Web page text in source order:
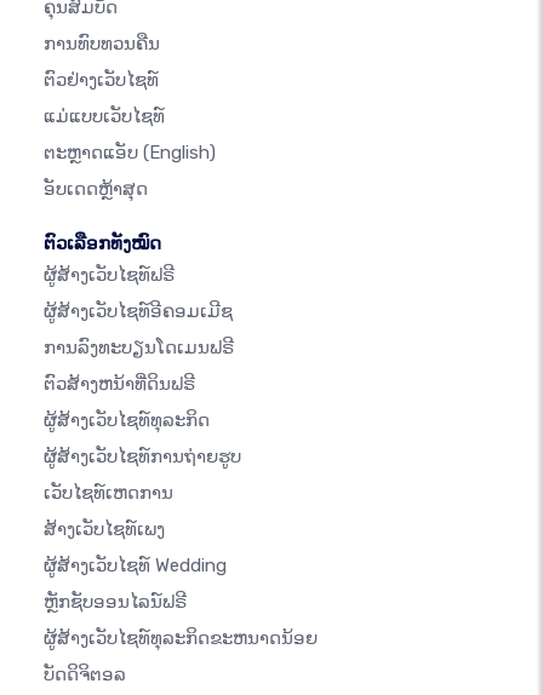
ຄຸນສົມບັດ
ການທົບທວນຄືນ
ຕົວຢ່າງເວັບໄຊທ໌
ແມ່ແບບເວັບໄຊທ໌
ຕະຫຼາດແອັບ (English)
ອັບເດດຫຼ້າສຸດ
ຕົວເລືອກທັງໝົດ
ຜູ້ສ້າງເວັບໄຊທ໌ຟຣີ
ຜູ້ສ້າງເວັບໄຊທ໌ອີຄອມເມີຊ
ການລົງທະບຽນໂດເມນຟຣີ
ຕົວສ້າງຫນ້າທີ່ດິນຟຣີ
ຜູ້ສ້າງເວັບໄຊທ໌ທຸລະກິດ
ຜູ້ສ້າງເວັບໄຊທ໌ການຖ່າຍຮູບ
ເວັບໄຊທ໌ເຫດການ
ສ້າງເວັບໄຊທ໌ເພງ
ຜູ້ສ້າງເວັບໄຊທ໌ Wedding
ຫຼັກຊັບອອນໄລນ໌ຟຣີ
ຜູ້ສ້າງເວັບໄຊທ໌ທຸລະກິດຂະຫນາດນ້ອຍ
ບັດດິຈິຕອລ